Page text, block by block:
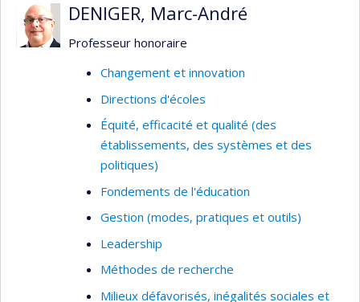
Éducation de base dans les pays en
développement, incluant les rapports Nord-
Sud en la matière
Étude comparée des systèmes et
primaire et secondaire et de gestion du
personnel enseignant
DENIGER, Marc-André
Professeur honoraire
Changement et innovation
Directions d'écoles
Équité, efficacité et qualité (des
établissements, des systèmes et des
politiques)
Fondements de l'éducation
Gestion (modes, pratiques et outils)
Leadership
Méthodes de recherche
Milieux défavorisés, inégalités sociales et